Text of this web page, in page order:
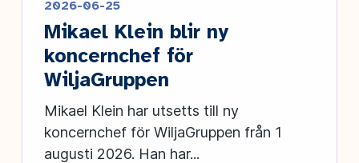
2026-06-25
Mikael Klein blir ny
koncernchef för
WiljaGruppen
Mikael Klein har utsetts till ny
koncernchef för WiljaGruppen från 1
augusti 2026. Han har...